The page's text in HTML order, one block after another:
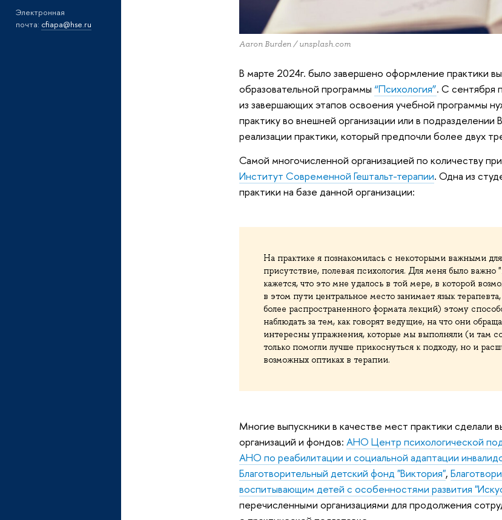
Электронная
почта: cfiapa@hse.ru
Aaron Burden / unsplash.com
В марте 2024г. было завершено оформление практики
образовательной программы“Психология”. С сентября
из завершающих этапов освоения учебной программы
практику во внешней организации или в
реализации практики, который предпочли более двух
Самой многочисленной организацией по количеству
Институт Современной Гештальт-терапии. Одна из
практики на базе данной организации:
На практике я познакомилась с некоторыми важными
присутствие, полевая психология. Для меня было важно
кажется, что это мне удалось в той мере, в которой
в этом пути центральное место занимает язык
более распространенного формата лекций) этому
наблюдать за тем, как говорят ведущие, на что они
интересны упражнения, которые мы выполняли (и там
только помогли лучше прикоснуться к подходу, но и
возможных оптиках в терапии.
Многие выпускники в качестве мест практики сделали
организаций и фондов:АНО Центр психологической
АНО по реабилитации и социальной адаптации
Благотворительный детский фонд "Виктория",
воспитывающим детей с особенностями развития
перечисленными организациями для продолжения